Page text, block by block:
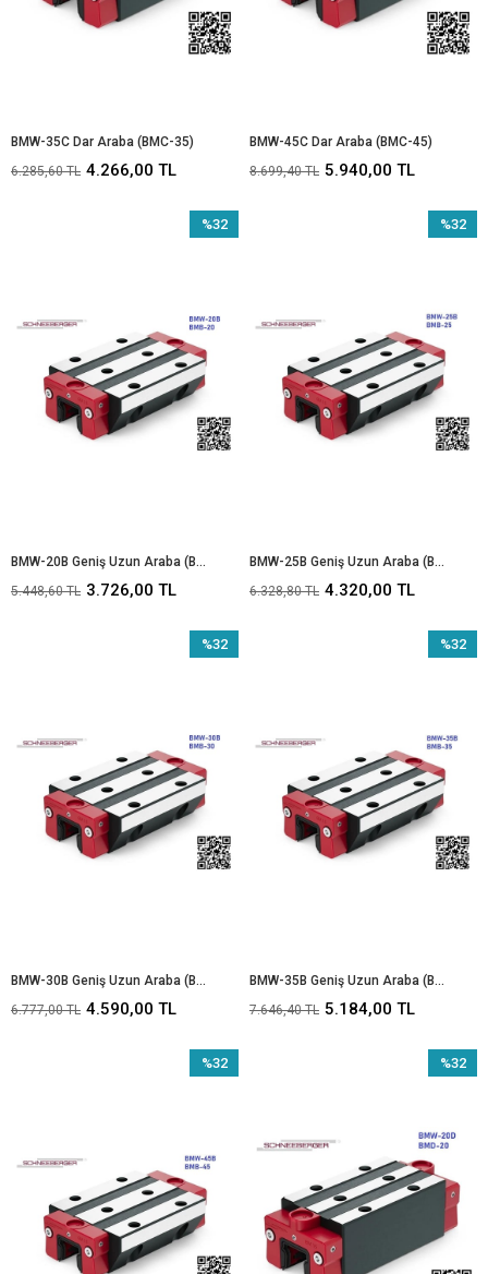
BMW-35C Dar Araba (BMC-35)
4.266,00 TL
6.285,60 TL
BMW-45C Dar Araba (BMC-45)
5.940,00 TL
8.699,40 TL
BMW-20B Geniş Uzun Araba (BMB-20)
3.726,00 TL
5.448,60 TL
%32
BMW-25B Geniş Uzun Araba (BMB-25)
4.320,00 TL
6.328,80 TL
%32
BMW-30B Geniş Uzun Araba (BMB-30)
4.590,00 TL
6.777,00 TL
%32
BMW-35B Geniş Uzun Araba (BMB-35)
5.184,00 TL
7.646,40 TL
%32
%32
%32